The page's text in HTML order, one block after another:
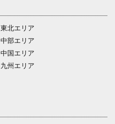
東北エリア
中部エリア
中国エリア
九州エリア